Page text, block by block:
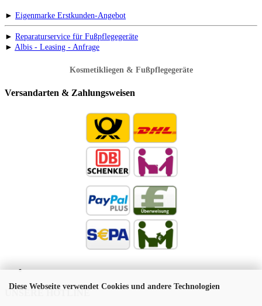
Diese Webseite verwendet Cookies und andere Technologien
► Eigenmarke Erstkunden-Angebot
► Reparaturservice für Fußpflegegeräte
► Albis - Leasing - Anfrage
Kosmetikliegen & Fußpflegegeräte
Versandarten & Zahlungsweisen